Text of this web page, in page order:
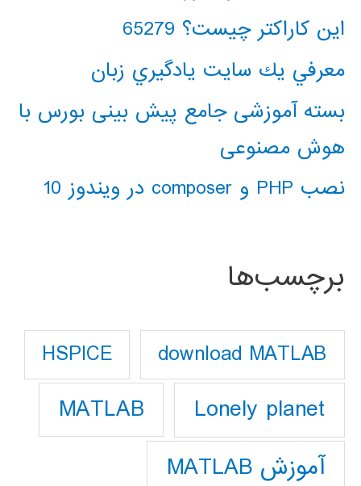
این کاراکتر چیست؟ 65279
معرفي يك سايت يادگيري زبان
بسته آموزشی جامع پیش بینی بورس با
هوش مصنوعی
نصب PHP و composer در ویندوز 10
برچسب‌ها
download MATLAB
HSPICE
Lonely planet
MATLAB
آموزش MATLAB